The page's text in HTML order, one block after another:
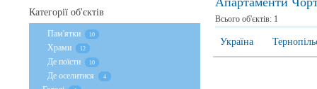
Всього об'єктів: 1
Україна
Категорії об'єктів
Пам'ятки 10
Храми 12
Де поїсти 10
Де оселитися 4